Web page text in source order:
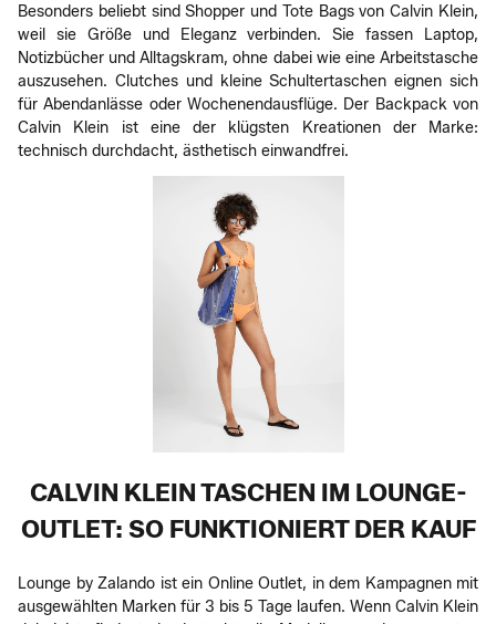
Besonders beliebt sind Shopper und Tote Bags von Calvin Klein,
weil sie Größe und Eleganz verbinden. Sie fassen Laptop,
Notizbücher und Alltagskram, ohne dabei wie eine Arbeitstasche
auszusehen. Clutches und kleine Schultertaschen eignen sich
für Abendanlässe oder Wochenendausflüge. Der Backpack von
Calvin Klein ist eine der klügsten Kreationen der Marke:
technisch durchdacht, ästhetisch einwandfrei.
CALVIN KLEIN TASCHEN IM LOUNGE-
OUTLET: SO FUNKTIONIERT DER KAUF
Lounge by Zalando ist ein Online Outlet, in dem Kampagnen mit
ausgewählten Marken für 3 bis 5 Tage laufen. Wenn Calvin Klein